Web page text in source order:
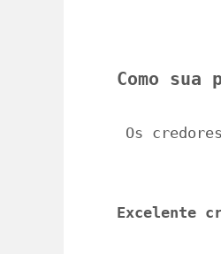
Como
Os
Excelente